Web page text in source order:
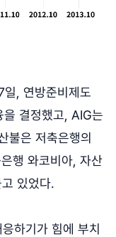
, 연방준비제도
결정했고, AIG는
불은 저축은행의
행 와코비아, 자산
있었다.
하기가 힘에 부치